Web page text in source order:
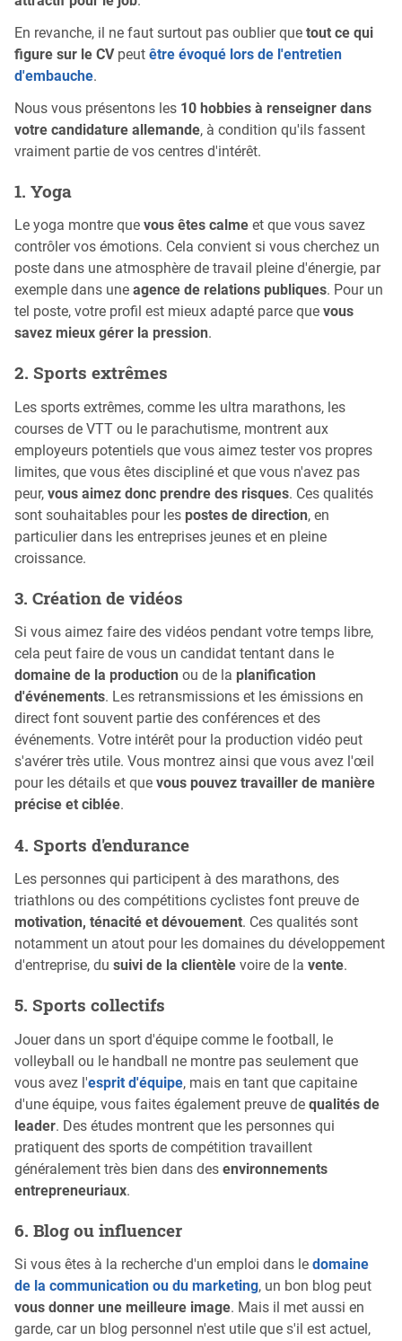
En revanche, il ne faut surtout pas oublier que tout ce qui
figure sur le CVpeut être évoqué lors de l'entretien
d'embauche.
Nous vous présentons les 10 hobbies à renseigner dans
votre candidature allemande, à condition qu'ils fassent
vraiment partie de vos centres d'intérêt.
1. Yoga
Le yoga montre que vous êtes calme et que vous savez
contrôler vos émotions. Cela convient si vous cherchez un
poste dans une atmosphère de travail pleine d'énergie, par
exemple dans une agence de relations publiques. Pour un
tel poste, votre profil est mieux adapté parce que vous
savez mieux gérer la pression.
2. Sports extrêmes
Les sports extrêmes, comme les ultra marathons, les
courses de VTT ou le parachutisme, montrent aux
employeurs potentiels que vous aimez tester vos propres
limites, que vous êtes discipliné et que vous n'avez pas
peur, vous aimez donc prendre des risques. Ces qualités
sont souhaitables pour les postes de direction, en
particulier dans les entreprises jeunes et en pleine
croissance.
3. Création de vidéos
Si vous aimez faire des vidéos pendant votre temps libre,
cela peut faire de vous un candidat tentant dans le
domaine de la production ou de la planification
d'événements. Les retransmissions et les émissions en
direct font souvent partie des conférences et des
événements. Votre intérêt pour la production vidéo peut
s'avérer très utile. Vous montrez ainsi que vous avez l'œil
pour les détails et que vous pouvez travailler de manière
précise et ciblée.
4. Sports d'endurance
Les personnes qui participent à des marathons, des
triathlons ou des compétitions cyclistes font preuve de
motivation, ténacité et dévouement. Ces qualités sont
notamment un atout pour les domaines du développement
d'entreprise, du suivi de la clientèle voire de la vente.
5. Sports collectifs
Jouer dans un sport d'équipe comme le football, le
volleyball ou le handball ne montre pas seulement que
vous avez l'esprit d'équipe, mais en tant que capitaine
d'une équipe, vous faites également preuve de qualités de
leader. Des études montrent que les personnes qui
pratiquent des sports de compétition travaillent
généralement très bien dans des environnements
entrepreneuriaux.
6. Blog ou influencer
Si vous êtes à la recherche d'un emploi dans le domaine
de la communication ou du marketing, un bon blog peut
vous donner une meilleure image. Mais il met aussi en
garde, car un blog personnel n'est utile que s'il est actuel,